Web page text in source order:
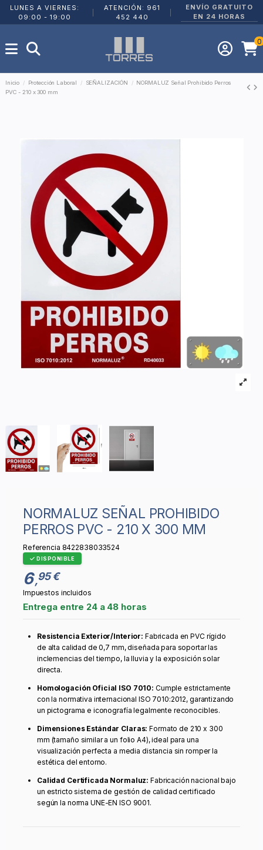
LUNES A VIERNES:
09:00 - 19:00
ATENCIÓN: 961
452 440
ENVÍO GRATUITO
EN 24 HORAS
0
Inicio Protección Laboral SEÑALIZACIÓN
NORMALUZ Señal Prohibido Perros
PVC - 210 x 300 mm
NORMALUZ SEÑAL PROHIBIDO
PERROS PVC - 210 X 300 MM
Referencia 8422838033524
DISPONIBLE
6,95 €
Impuestos incluidos
Entrega entre 24 a 48 horas
Resistencia Exterior/Interior: Fabricada en PVC rígido
de alta calidad de 0,7 mm, diseñada para soportar las
inclemencias del tiempo, la lluvia y la exposición solar
directa.
Homologación Oficial ISO 7010: Cumple estrictamente
con la normativa internacional ISO 7010:2012, garantizando
un pictograma e iconografía legalmente reconocibles.
Dimensiones Estándar Claras: Formato de 210 x 300
mm (tamaño similar a un folio A4), ideal para una
visualización perfecta a media distancia sin romper la
estética del entorno.
Calidad Certificada Normaluz: Fabricación nacional bajo
un estricto sistema de gestión de calidad certificado
según la norma UNE-EN ISO 9001.